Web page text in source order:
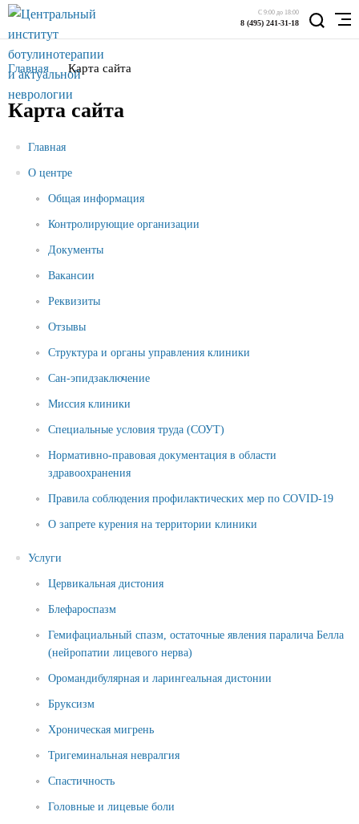
С 9:00 до 18:00
8 (495) 241-31-18
Главная Карта сайта
Карта сайта
Главная
О центре
Общая информация
Контролирующие организации
Документы
Вакансии
Реквизиты
Отзывы
Структура и органы управления клиники
Сан-эпидзаключение
Миссия клиники
Специальные условия труда (СОУТ)
Нормативно-правовая документация в области
здравоохранения
Правила соблюдения профилактических мер по COVID-19
О запрете курения на территории клиники
Услуги
Цервикальная дистония
Блефароспазм
Гемифациальный спазм, остаточные явления паралича Белла
(нейропатии лицевого нерва)
Оромандибулярная и ларингеальная дистонии
Бруксизм
Хроническая мигрень
Тригеминальная невралгия
Спастичность
Головные и лицевые боли